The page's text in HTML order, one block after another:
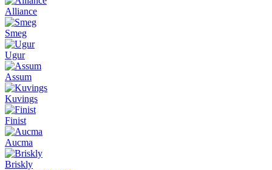
Alliance
Smeg
Ugur
Assum
Kuvings
Finist
Aucma
Briskly